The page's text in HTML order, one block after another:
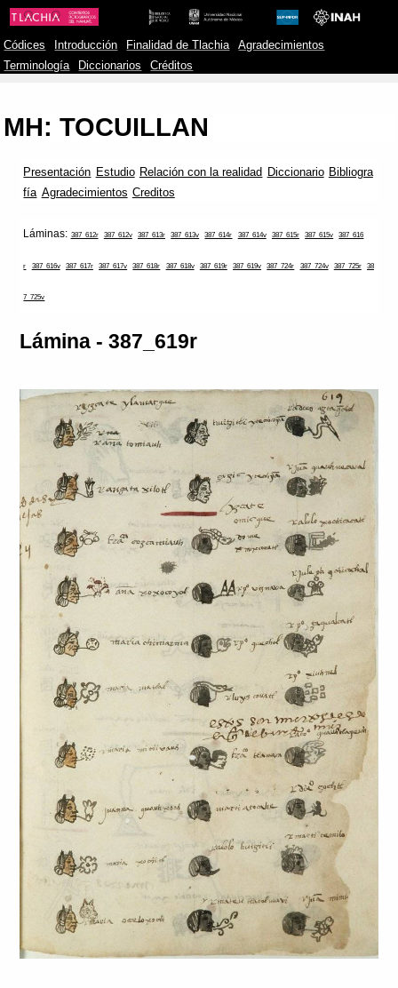
Códices Introducción Finalidad de Tlachia
Agradecimientos
Terminología
Diccionarios Créditos
MH: TOCUILLAN
Presentación Estudio Relación con la realidad Diccionario Bibliogra
fía Agradecimientos Creditos
Láminas: 387_612r 387_612v 387_613r 387_613v 387_614r 387_614v 387_615r 387_615v 387_616
r 387_616v 387_617r 387_617v 387_618r 387_618v 387_619r 387_619v 387_724r 387_724v 387_725r 38
7_725v
Lámina - 387_619r